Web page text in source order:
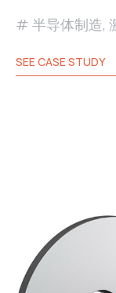
半导体制造,
SEE CASE STUDY